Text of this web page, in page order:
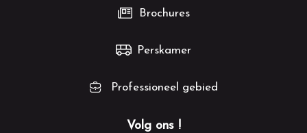
Volg ons !
Brochures
Perskamer
Professioneel gebied